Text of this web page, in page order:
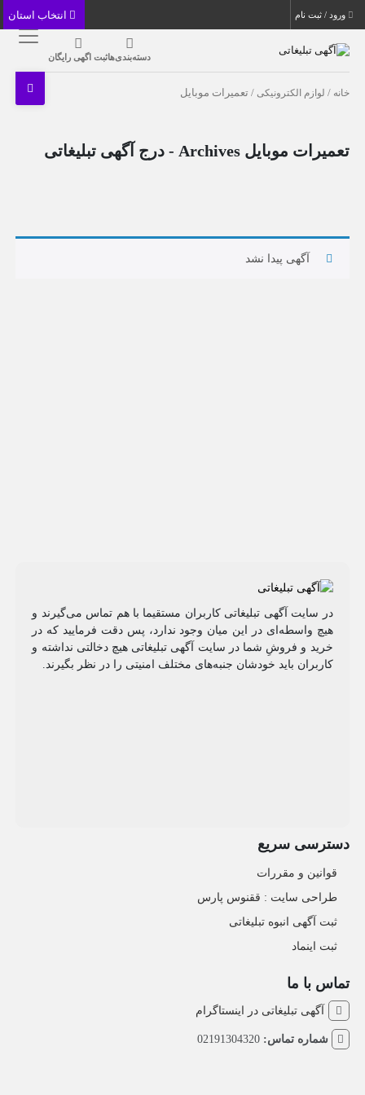
ورود / ثبت نام
دسته‌بندی‌هاثبت اگهی رایگان
خانه / لوازم الکترونیکی / تعمیرات موبایل
تعمیرات موبایل Archives - درج آگهی تبلیغاتی
آگهی پیدا نشد
در سایت آگهی تبلیغاتی کاربران مستقیما با هم تماس می‌گیرند و
هیچ واسطه‌ای در این میان وجود ندارد، پس دقت فرمایید که در
خرید و فروشِ شما در سایت آگهی تبلیغاتی هیچ دخالتی نداشته و
کاربران باید خودشان جنبه‌های مختلف امنیتی را در نظر بگیرند.
دسترسی سریع
قوانین و مقررات
طراحی سایت : ققنوس پارس
ثبت آگهی انبوه تبلیغاتی
ثبت اینماد
تماس با ما
آگهی تبلیغاتی در اینستاگرام
شماره تماس:02191304320